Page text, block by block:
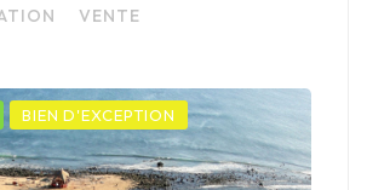
VENTE
BIEN D'EXCEPTION